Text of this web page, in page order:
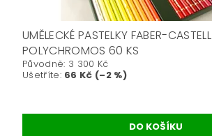
UMĚLECKÉ PASTELKY FABER-CASTELL
POLYCHROMOS 60 KS
Původně: 3 300 Kč
Ušetříte: 66 Kč (–2 %)